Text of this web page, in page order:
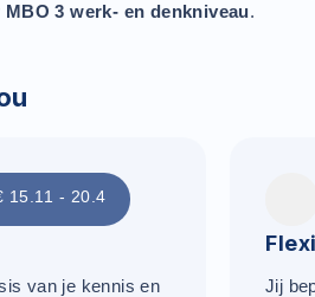
MBO 3 werk- en denkniveau.
15.11 - 20.4
van je kennis en
Jij